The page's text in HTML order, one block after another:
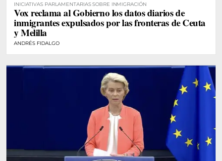
INICIATIVAS PARLAMENTARIAS SOBRE INMIGRACIÓN
Vox reclama al Gobierno los datos diarios de
inmigrantes expulsados por las fronteras de Ceuta
y Melilla
ANDRÉS FIDALGO